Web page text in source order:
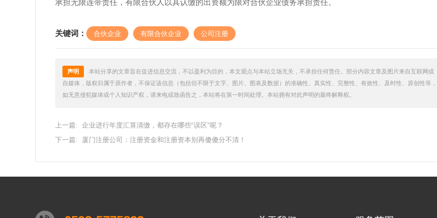
承担无限连带责任，有限合伙人以其认缴的出资额为限对合伙企业债务承担责任。
关键词： 合伙企业 有限合伙企业 公司注册
声明
本站分享的文章旨在促进信息交流，不以盈利为目的，本文观点与本站立场无关，不承担任何责任。部分内容文章及图片来自互联网或
自媒体，版权归属于原作者，不保证该信息（包括但不限于文字、图片、图表及数据）的准确性、真实性、完整性、有效性、及时性、原创性等，
如无意侵犯媒体或个人知识产权，请来电或致函告之，本站将在第一时间处理。本站拥有对此声明的最终解释权。
上一篇:
企业进行年度汇算清缴，都存在哪些“误区”呢？
下一篇:
厦门注册公司：注册资金和注册资本别再傻傻分不清！